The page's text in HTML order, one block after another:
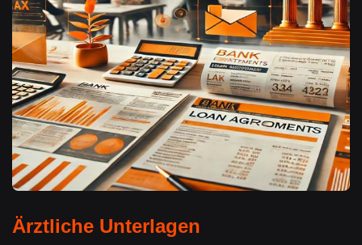
Ärztliche Unterlagen